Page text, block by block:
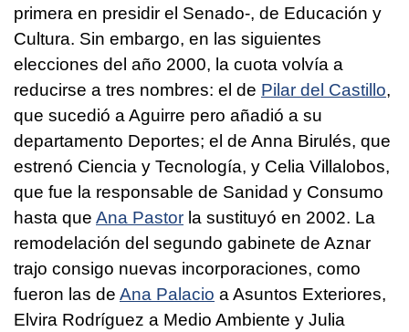
primera en presidir el Senado-, de Educación y
Cultura. Sin embargo, en las siguientes
elecciones del año 2000, la cuota volvía a
reducirse a tres nombres: el de Pilar del Castillo,
que sucedió a Aguirre pero añadió a su
departamento Deportes; el de Anna Birulés, que
estrenó Ciencia y Tecnología, y Celia Villalobos,
que fue la responsable de Sanidad y Consumo
hasta que Ana Pastor la sustituyó en 2002. La
remodelación del segundo gabinete de Aznar
trajo consigo nuevas incorporaciones, como
fueron las de Ana Palacio a Asuntos Exteriores,
Elvira Rodríguez a Medio Ambiente y Julia